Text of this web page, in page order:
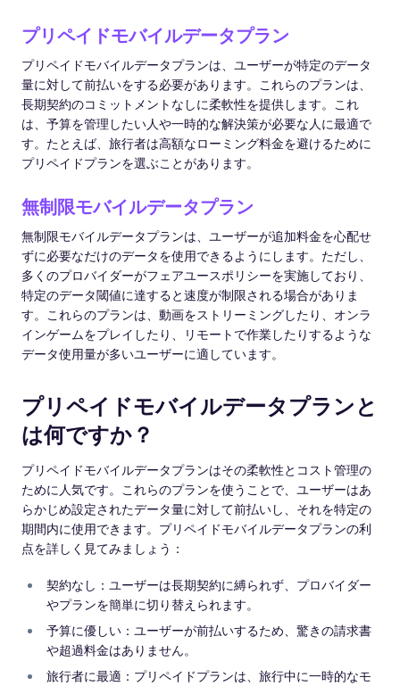
プリペイドモバイルデータプラン
プリペイドモバイルデータプランは、ユーザーが特定のデータ
量に対して前払いをする必要があります。これらのプランは、
長期契約のコミットメントなしに柔軟性を提供します。これ
は、予算を管理したい人や一時的な解決策が必要な人に最適で
す。たとえば、旅行者は高額なローミング料金を避けるために
プリペイドプランを選ぶことがあります。
無制限モバイルデータプラン
無制限モバイルデータプランは、ユーザーが追加料金を心配せ
ずに必要なだけのデータを使用できるようにします。ただし、
多くのプロバイダーがフェアユースポリシーを実施しており、
特定のデータ閾値に達すると速度が制限される場合がありま
す。これらのプランは、動画をストリーミングしたり、オンラ
インゲームをプレイしたり、リモートで作業したりするような
データ使用量が多いユーザーに適しています。
プリペイドモバイルデータプランと
は何ですか？
プリペイドモバイルデータプランはその柔軟性とコスト管理の
ために人気です。これらのプランを使うことで、ユーザーはあ
らかじめ設定されたデータ量に対して前払いし、それを特定の
期間内に使用できます。プリペイドモバイルデータプランの利
点を詳しく見てみましょう：
契約なし：ユーザーは長期契約に縛られず、プロバイダー
やプランを簡単に切り替えられます。
予算に優しい：ユーザーが前払いするため、驚きの請求書
や超過料金はありません。
旅行者に最適：プリペイドプランは、旅行中に一時的なモ